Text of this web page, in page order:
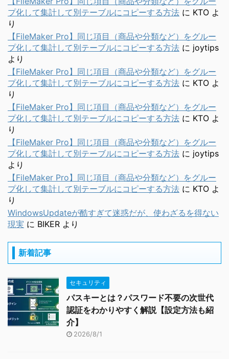
プ化して集計して別テーブルにコピーする方法 に KTO よ
り
【FileMaker Pro】同じ項目（商品や分類など）をグルー
プ化して集計して別テーブルにコピーする方法 に joytips
より
【FileMaker Pro】同じ項目（商品や分類など）をグルー
プ化して集計して別テーブルにコピーする方法 に KTO よ
り
【FileMaker Pro】同じ項目（商品や分類など）をグルー
プ化して集計して別テーブルにコピーする方法 に KTO よ
り
【FileMaker Pro】同じ項目（商品や分類など）をグルー
プ化して集計して別テーブルにコピーする方法 に joytips
より
【FileMaker Pro】同じ項目（商品や分類など）をグルー
プ化して集計して別テーブルにコピーする方法 に KTO よ
り
WindowsUpdateが酷すぎて迷惑だが、使わざるを得ない
現実 に BIKER より
新着記事
セキュリティ
パスキーとは？パスワード不要の次世代
認証をわかりやすく解説【設定方法も紹
介】
2026/8/1